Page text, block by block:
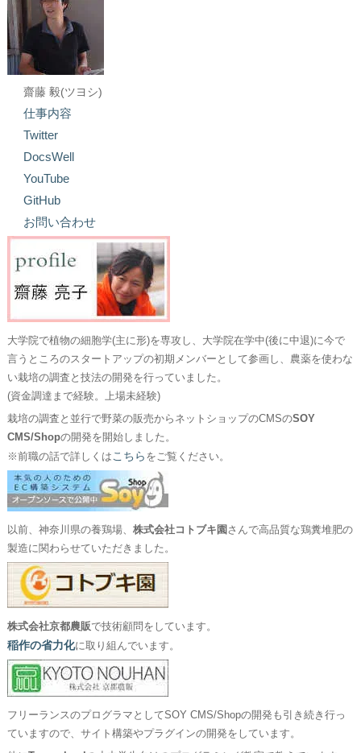
齋藤 毅(ツヨシ)
仕事内容
Twitter
DocsWell
YouTube
GitHub
お問い合わせ
大学院で植物の細胞学(主に形)を専攻し、大学院在学中(後に中退)に今で
言うところのスタートアップの初期メンバーとして参画し、農薬を使わな
い栽培の調査と技法の開発を行っていました。
(資金調達まで経験。上場未経験)
栽培の調査と並行で野菜の販売からネットショップのCMSのSOY
CMS/Shopの開発を開始しました。
※前職の話で詳しくは こちら をご覧ください。
以前、神奈川県の養鶏場、 株式会社コトブキ園 さんで高品質な鶏糞堆肥の
製造に関わらせていただきました。
株式会社京都農販で技術顧問をしています。
稲作の省力化に取り組んでいます。
フリーランスのプログラマとしてSOY CMS/Shopの開発も引き続き行っ
ていますので、サイト構築やプラグインの開発をしています。